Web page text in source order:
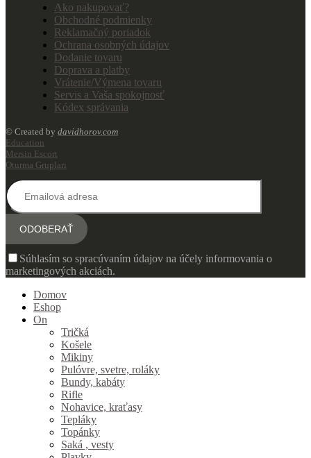
Ako nakupovať?
Obchodné podmienky
Reklamačný poriadok
Ochrana osobných údajov
Dodanie tovaru
Doprava a platby
Vrátenie/Výmena tovaru
Servis a Vaša spokojnosť
Kódex správania
© Created by davidhorov.com
Education
Mersin Escort
Oturma Grupları
Súhlasím so spracúvaním údajov na účely informovania o
marketingových akciách.
Domov
Eshop
On
Tričká
Košele
Mikiny
Pulóvre, svetre, roláky
Bundy, kabáty
Rifle
Nohavice, kraťasy
Tepláky
Topánky
Saká , vesty